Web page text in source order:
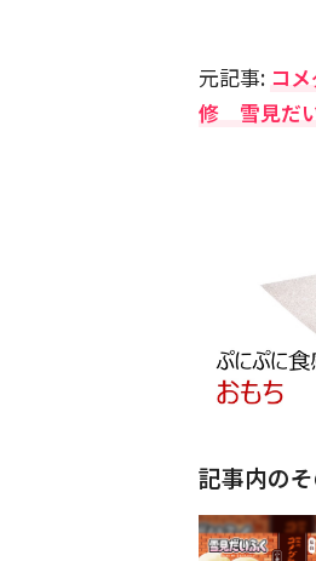
元記事: コ
修 雪見だ
記事内の